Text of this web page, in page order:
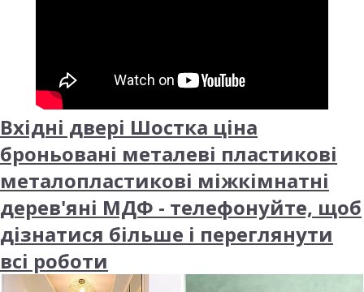
Вхідні двері Шостка ціна
броньовані металеві пластикові
металопластикові міжкімнатні
дерев'яні МДФ - телефонуйте, щоб
дізнатися більше і переглянути
всі роботи